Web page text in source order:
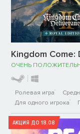
Kingdom Come:
ОЧЕНЬ
Ролевая игра
Для одного игрока
АКЦИЯ ДО 18.08